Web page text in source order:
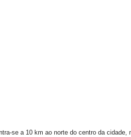
se a 10 km ao norte do centro da cidade,